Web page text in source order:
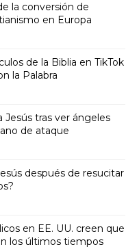
la conversión de
en Europa
de la Biblia en TikTok
la Palabra
Jesús tras ver ángeles
de ataque
después de resucitar
en EE. UU. creen que
los últimos tiempos